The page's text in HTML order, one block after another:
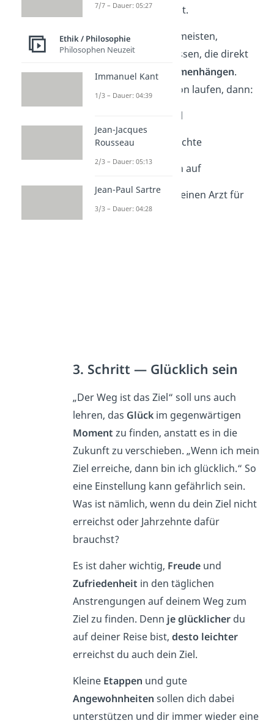
jeden zweiten Tag selbst.
Es bringt natürlich am meisten,
Gewohnheiten anzupassen, die direkt
mit deinemZiel zusammenhängen.
Willst du einen Marathon laufen, dann:
trink weniger Alkohol
vermeide fettige Gerichte
hör mit dem Rauchen auf
besuche regelmäßig einen Arzt für
Check-ups
3. Schritt — Glücklich sein
„Der Weg ist das Ziel“ soll uns auch
lehren, das Glückim gegenwärtigen
Moment zu finden, anstatt es in die
Zukunft zu verschieben. „Wenn ich mein
Ziel erreiche, dann bin ich glücklich.“ So
eine Einstellung kann gefährlich sein.
Was ist nämlich, wenn du dein Ziel nicht
erreichst oder Jahrzehnte dafür
brauchst?
Es ist daher wichtig, Freudeund
Zufriedenheit in den täglichen
Anstrengungen auf deinem Weg zum
Ziel zu finden. Denn je glücklicherdu
auf deiner Reise bist, desto leichter
erreichst du auch dein Ziel.
Kleine Etappen und gute
Angewohnheiten sollen dich dabei
unterstützen und dir immer wieder eine
7/7 – Dauer: 05:27
Ethik / Philosophie
Philosophen Neuzeit
Immanuel Kant
1/3 – Dauer: 04:39
Jean-Jacques
Rousseau
2/3 – Dauer: 05:13
Jean-Paul Sartre
3/3 – Dauer: 04:28